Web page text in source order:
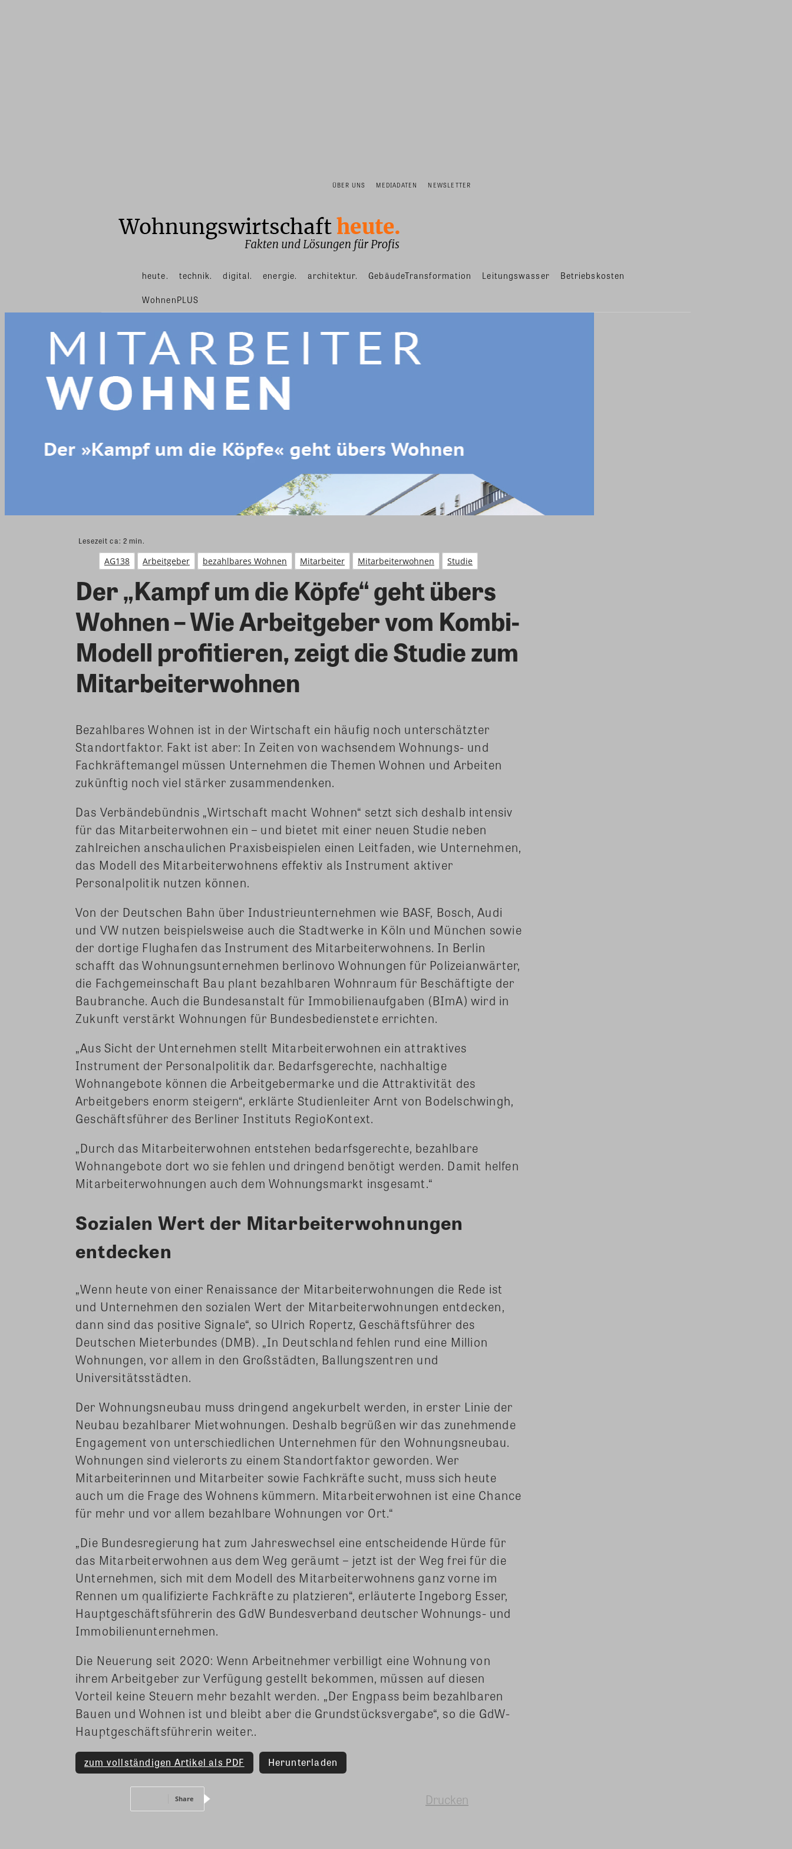
ÜBER UNS MEDIADATEN NEWSLETTER
heute. technik. digital. energie. architektur. GebäudeTransformation Leitungswasser Betriebskosten
WohnenPLUS
Lesezeit ca: 2 min.
AG138 Arbeitgeber bezahlbares Wohnen Mitarbeiter Mitarbeiterwohnen Studie
Der „Kampf um die Köpfe“ geht übers
Wohnen – Wie Arbeitgeber vom Kombi-
Modell profitieren, zeigt die Studie zum
Mitarbeiterwohnen
Bezahlbares Wohnen ist in der Wirtschaft ein häufig noch unterschätzter
Standortfaktor. Fakt ist aber: In Zeiten von wachsendem Wohnungs- und
Fachkräftemangel müssen Unternehmen die Themen Wohnen und Arbeiten
zukünftig noch viel stärker zusammendenken.
Das Verbändebündnis „Wirtschaft macht Wohnen“ setzt sich deshalb intensiv
für das Mitarbeiterwohnen ein – und bietet mit einer neuen Studie neben
zahlreichen anschaulichen Praxisbeispielen einen Leitfaden, wie Unternehmen,
das Modell des Mitarbeiterwohnens effektiv als Instrument aktiver
Personalpolitik nutzen können.
Von der Deutschen Bahn über Industrieunternehmen wie BASF, Bosch, Audi
und VW nutzen beispielsweise auch die Stadtwerke in Köln und München sowie
der dortige Flughafen das Instrument des Mitarbeiterwohnens. In Berlin
schafft das Wohnungsunternehmen berlinovo Wohnungen für Polizeianwärter,
die Fachgemeinschaft Bau plant bezahlbaren Wohnraum für Beschäftigte der
Baubranche. Auch die Bundesanstalt für Immobilienaufgaben (BImA) wird in
Zukunft verstärkt Wohnungen für Bundesbedienstete errichten.
„Aus Sicht der Unternehmen stellt Mitarbeiterwohnen ein attraktives
Instrument der Personalpolitik dar. Bedarfsgerechte, nachhaltige
Wohnangebote können die Arbeitgebermarke und die Attraktivität des
Arbeitgebers enorm steigern“, erklärte Studienleiter Arnt von Bodelschwingh,
Geschäftsführer des Berliner Instituts RegioKontext.
„Durch das Mitarbeiterwohnen entstehen bedarfsgerechte, bezahlbare
Wohnangebote dort wo sie fehlen und dringend benötigt werden. Damit helfen
Mitarbeiterwohnungen auch dem Wohnungsmarkt insgesamt.“
Sozialen Wert der Mitarbeiterwohnungen
entdecken
„Wenn heute von einer Renaissance der Mitarbeiterwohnungen die Rede ist
und Unternehmen den sozialen Wert der Mitarbeiterwohnungen entdecken,
dann sind das positive Signale“, so Ulrich Ropertz, Geschäftsführer des
Deutschen Mieterbundes (DMB). „In Deutschland fehlen rund eine Million
Wohnungen, vor allem in den Großstädten, Ballungszentren und
Universitätsstädten.
Der Wohnungsneubau muss dringend angekurbelt werden, in erster Linie der
Neubau bezahlbarer Mietwohnungen. Deshalb begrüßen wir das zunehmende
Engagement von unterschiedlichen Unternehmen für den Wohnungsneubau.
Wohnungen sind vielerorts zu einem Standortfaktor geworden. Wer
Mitarbeiterinnen und Mitarbeiter sowie Fachkräfte sucht, muss sich heute
auch um die Frage des Wohnens kümmern. Mitarbeiterwohnen ist eine Chance
für mehr und vor allem bezahlbare Wohnungen vor Ort.“
„Die Bundesregierung hat zum Jahreswechsel eine entscheidende Hürde für
das Mitarbeiterwohnen aus dem Weg geräumt – jetzt ist der Weg frei für die
Unternehmen, sich mit dem Modell des Mitarbeiterwohnens ganz vorne im
Rennen um qualifizierte Fachkräfte zu platzieren“, erläuterte Ingeborg Esser,
Hauptgeschäftsführerin des GdW Bundesverband deutscher Wohnungs- und
Immobilienunternehmen.
Die Neuerung seit 2020: Wenn Arbeitnehmer verbilligt eine Wohnung von
ihrem Arbeitgeber zur Verfügung gestellt bekommen, müssen auf diesen
Vorteil keine Steuern mehr bezahlt werden. „Der Engpass beim bezahlbaren
Bauen und Wohnen ist und bleibt aber die Grundstücksvergabe“, so die GdW-
Hauptgeschäftsführerin weiter..
zum vollständigen Artikel als PDF Herunterladen
Share Drucken